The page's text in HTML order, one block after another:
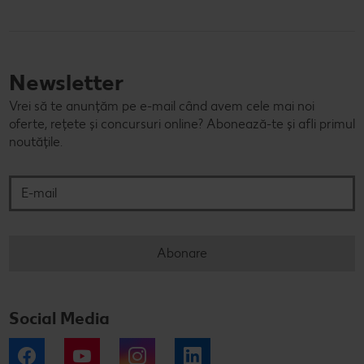
Newsletter
Vrei să te anunțăm pe e-mail când avem cele mai noi
oferte, rețete și concursuri online? Abonează-te și afli primul
noutățile.
Abonare
Social Media
Facebook YouTube Instagram